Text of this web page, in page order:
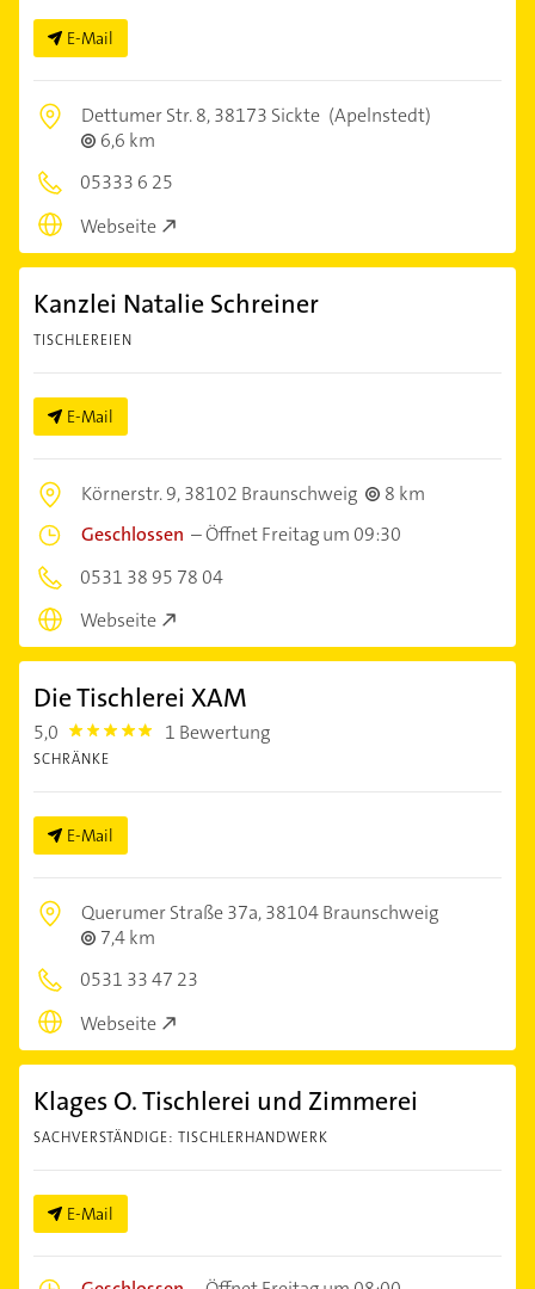
E-Mail
Dettumer Str. 8,38173 Sickte (Apelnstedt)
6,6 km
05333 6 25
Webseite
Kanzlei Natalie Schreiner
TISCHLEREIEN
E-Mail
Körnerstr. 9,38102 Braunschweig
8 km
Geschlossen –Öffnet Freitag um 09:30
0531 38 95 78 04
Webseite
Die Tischlerei XAM
5,0 5.0 1 Bewertung
SCHRÄNKE
E-Mail
Querumer Straße 37a,38104 Braunschweig
7,4 km
0531 33 47 23
Webseite
Klages O. Tischlerei und Zimmerei
SACHVERSTÄNDIGE: TISCHLERHANDWERK
E-Mail